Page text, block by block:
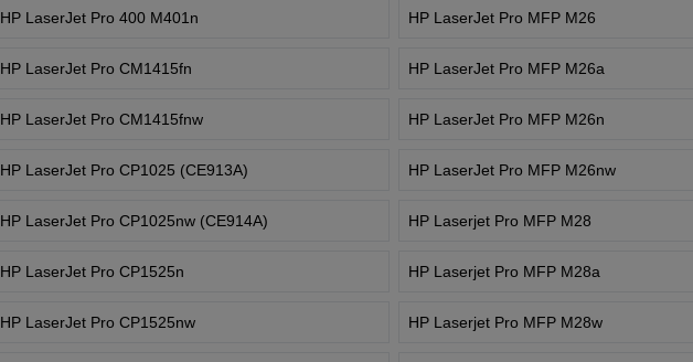
HP LaserJet Pro 400 M401n
HP LaserJet Pro CM1415fn
HP LaserJet Pro CM1415fnw
HP LaserJet Pro CP1025 (CE913A)
HP LaserJet Pro CP1025nw (CE914A)
HP LaserJet Pro CP1525n
HP LaserJet Pro CP1525nw
HP LaserJet Pro MFP M26
HP LaserJet Pro MFP M26a
HP LaserJet Pro MFP M26n
HP LaserJet Pro MFP M26nw
HP Laserjet Pro MFP M28
HP Laserjet Pro MFP M28a
HP Laserjet Pro MFP M28w